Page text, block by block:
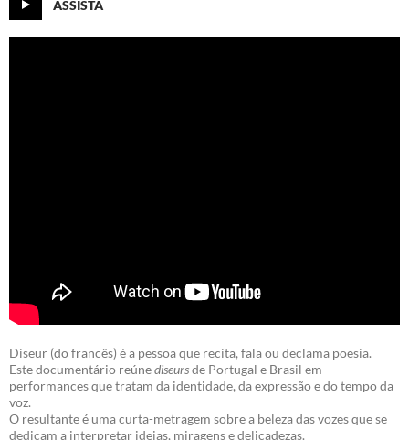
ASSISTA
Diseur (do francês) é a pessoa que recita, fala ou declama poesia.
Este documentário reúnediseursde Portugal e Brasil em
performances que tratam da identidade, da expressão e do tempo da
voz.
O resultante é uma curta-metragem sobre a beleza das vozes que se
dedicam a interpretar ideias, miragens e delicadezas.